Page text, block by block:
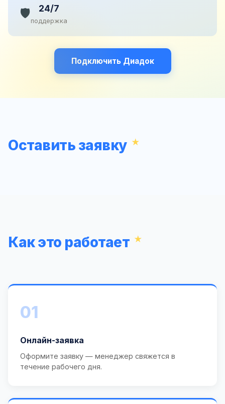
🛡️ 24/7
поддержка
Подключить Диадок
Оставить заявку
Как это работает
01
Онлайн-заявка
Оформите заявку — менеджер свяжется в
течение рабочего дня.